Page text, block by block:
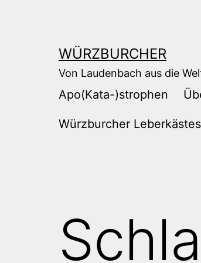
WÜRZBURCHER
Von Laudenbach aus die
Apo(Kata-)strophen
Würzburcher